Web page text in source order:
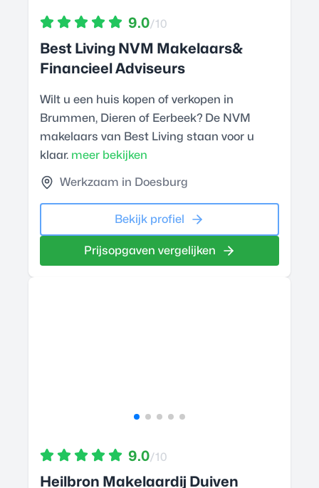
9.0/10
Best Living NVM Makelaars&
Financieel Adviseurs
Wilt u een huis kopen of verkopen in
Brummen, Dieren of Eerbeek? De NVM
makelaars van Best Living staan voor u
klaar. meer bekijken
Werkzaam in Doesburg
Bekijk profiel
Prijsopgaven vergelijken
9.0/10
Heilbron Makelaardij Duiven